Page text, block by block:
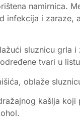
namirnica.
i
sluznicu grla
tvari u
oblaže
kašlja